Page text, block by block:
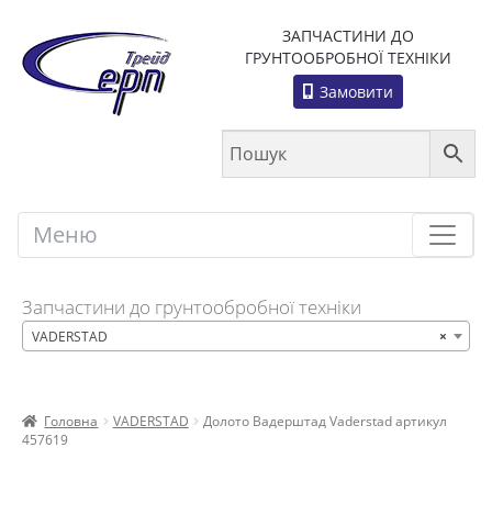
ЗАПЧАСТИНИ ДО
ГРУНТООБРОБНОЇ ТЕХНІКИ
Замовити
Меню Меню
Запчастини до грунтообробної техніки
×
VADERSTAD
Головна VADERSTAD
Долото Вадерштад Vaderstad артикул
457619